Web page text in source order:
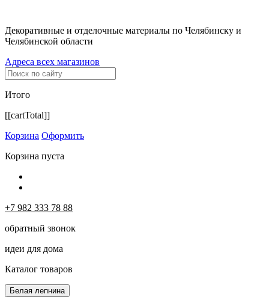
Декоративные и отделочные материалы по Челябинску и
Челябинской области
Адреса всех магазинов
Итого
[[cartTotal]]
Корзина Оформить
Корзина пуста
+7 982 333 78 88
обратный звонок
идеи для дома
Каталог товаров
Белая лепнина